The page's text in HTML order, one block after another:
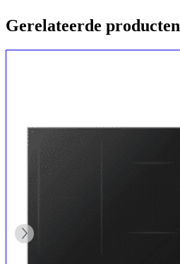
Gerelateerde producten